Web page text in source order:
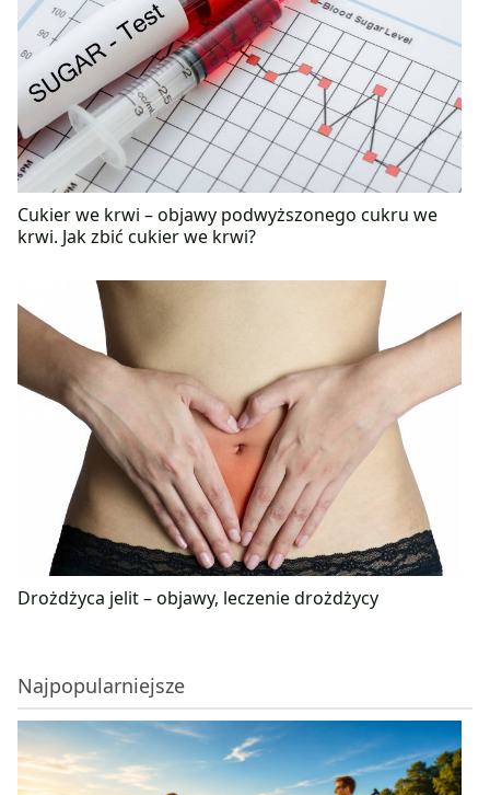
Cukier we krwi – objawy podwyższonego cukru we
krwi. Jak zbić cukier we krwi?
Drożdżyca jelit – objawy, leczenie drożdżycy
Najpopularniejsze